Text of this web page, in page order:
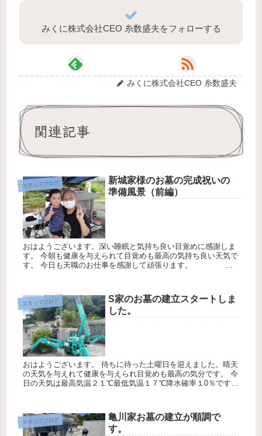
みくに株式会社CEO 糸数盛夫をフォローする
みくに株式会社CEO 糸数盛夫
関連記事
スタッフブログ
新城家様のお墓の完成祝いの
準備風景（前編）
おはようございます。深い睡眠と気持ち良い目覚めに感謝しま
す。 今朝も健康を与えられて目覚めも最高の気持ち良い天気で
す。 今日も天職のお仕事を感謝して頑張ります。 今
スタッフブログ
S家のお墓の建立スタートしま
した。
おはようございます。 待ちに待った土曜日を迎えました。晴天
の天気を与えれて健康を与えられ目覚めも最高の気分です。 今
日の天気は最高気温２１℃最低気温１７℃降水確率１0％です。
スタッフブログ
亀川家お墓の建立が順調で
す。